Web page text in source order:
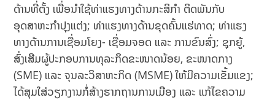
ດ້ານທີ່ຕັ້ງ ເພື່ອນໍາໃຊ້ທ່າແຮງທາງດ້ານກະສິກຳ ຕິດພັນກັບ
ອຸດສາຫະກຳປຸງແຕ່ງ; ທ່າແຮງທາງດ້ານຂຸດຄົ້ນແຮ່ທາດ; ທ່າແຮງ
ທາງດ້ານການເຊື່ອມໂຍງ- ເຊື່ອມຈອດ ແລະ ການຂົນສົ່ງ; ຊຸກຍູ້,
ສົ່ງເສີມຜູ້ປະກອບການທຸລະກິດຂະໜາດນ້ອຍ, ຂະໜາດກາງ
(SME) ແລະ ຈຸນລະວິສາຫະກິດ (MSME) ໃຫ້ມີຄວາມເຂັ້ມແຂງ;
ໄດ້ສຸມໃສ່ວຽກງານກໍ່ສ້າງຮາກຖານການເມືອງ ແລະ ແກ້ໄຂຄວາມ